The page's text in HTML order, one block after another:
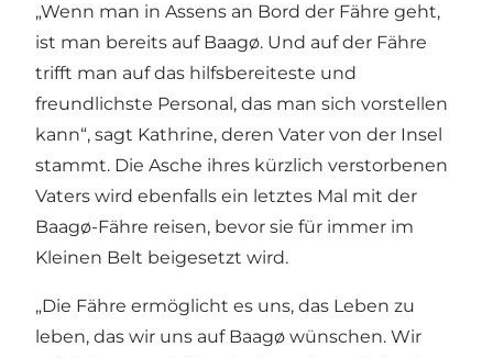
„Wenn man in Assens an Bord der Fähre geht,
ist man bereits auf Baagø. Und auf der Fähre
trifft man auf das hilfsbereiteste und
freundlichste Personal, das man sich vorstellen
kann“, sagt Kathrine, deren Vater von der Insel
stammt. Die Asche ihres kürzlich verstorbenen
Vaters wird ebenfalls ein letztes Mal mit der
Baagø-Fähre reisen, bevor sie für immer im
Kleinen Belt beigesetzt wird.
„Die Fähre ermöglicht es uns, das Leben zu
leben, das wir uns auf Baagø wünschen. Wir